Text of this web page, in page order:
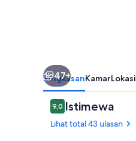
47+
RingkasanKamarLokasi
Ulasan
9,09,0 dari 10
Istimewa
Lihat total 43 ulasan